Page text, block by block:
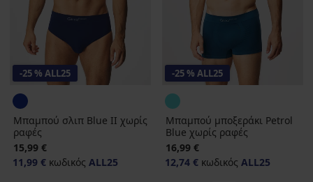
-25 % ALL25
Μπαμπού σλιπ Blue II χωρίς
ραφές
15,99 €
11,99 € κωδικός ALL25
-25 % ALL25
Μπαμπού μποξεράκι Petrol
Blue χωρίς ραφές
16,99 €
12,74 € κωδικός ALL25